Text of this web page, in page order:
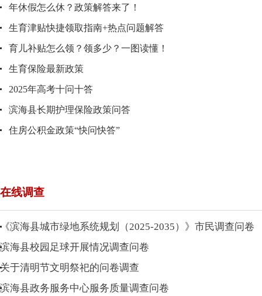
年休假怎么休？政策解答来了！
生育津贴快捷领取指南+热点问题解答
育儿补贴怎么领？领多少？一图读懂！
生育保险最新政策
2025年高考十问十答
滨海县长期护理保险政策问答
住房公积金政策“快问快答”
在线调查